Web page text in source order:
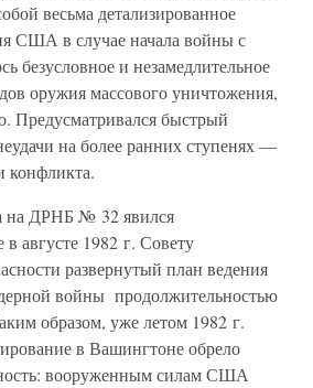
весьма детализированное
США в случае начала войны с
безусловное и незамедлительное
оружия массового уничтожения,
Предусматривался быстрый
на более ранних ступенях —
конфликта.
на ДРНБ № 32 явился
августе 1982 г. Совету
развернутый план ведения
войны продолжительностью
образом, уже летом 1982 г.
в Вашингтоне обрело
вооруженным силам США